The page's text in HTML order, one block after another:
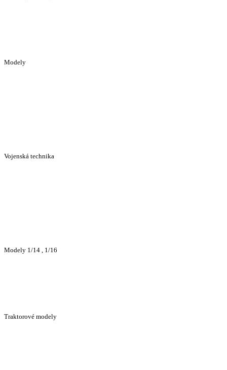
Modely
Vojenská technika
Modely 1/14 , 1/16
Traktorové modely